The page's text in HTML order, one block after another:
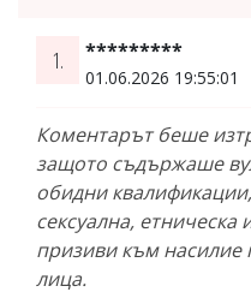
1. *********
01.06.2026 19:55:01
Коментарът беше
защото съдържаше
обидни
сексуална, етническа
призиви към насилие
лица.